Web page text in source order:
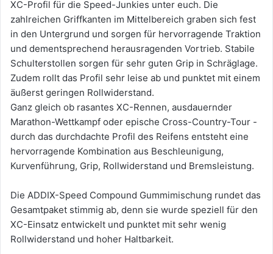
XC-Profil für die Speed-Junkies unter euch. Die
zahlreichen Griffkanten im Mittelbereich graben sich fest
in den Untergrund und sorgen für hervorragende Traktion
und dementsprechend herausragenden Vortrieb. Stabile
Schulterstollen sorgen für sehr guten Grip in Schräglage.
Zudem rollt das Profil sehr leise ab und punktet mit einem
äußerst geringen Rollwiderstand.
Ganz gleich ob rasantes XC-Rennen, ausdauernder
Marathon-Wettkampf oder epische Cross-Country-Tour -
durch das durchdachte Profil des Reifens entsteht eine
hervorragende Kombination aus Beschleunigung,
Kurvenführung, Grip, Rollwiderstand und Bremsleistung.
Die ADDIX-Speed Compound Gummimischung rundet das
Gesamtpaket stimmig ab, denn sie wurde speziell für den
XC-Einsatz entwickelt und punktet mit sehr wenig
Rollwiderstand und hoher Haltbarkeit.